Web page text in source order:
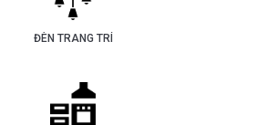
ĐÈN TRANG TRÍ